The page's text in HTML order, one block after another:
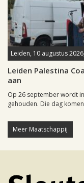
Leiden, 10 augustus
Leiden Palestina
aan
Op 26 september wordt
gehouden. Die dag
Meer Maatschappij